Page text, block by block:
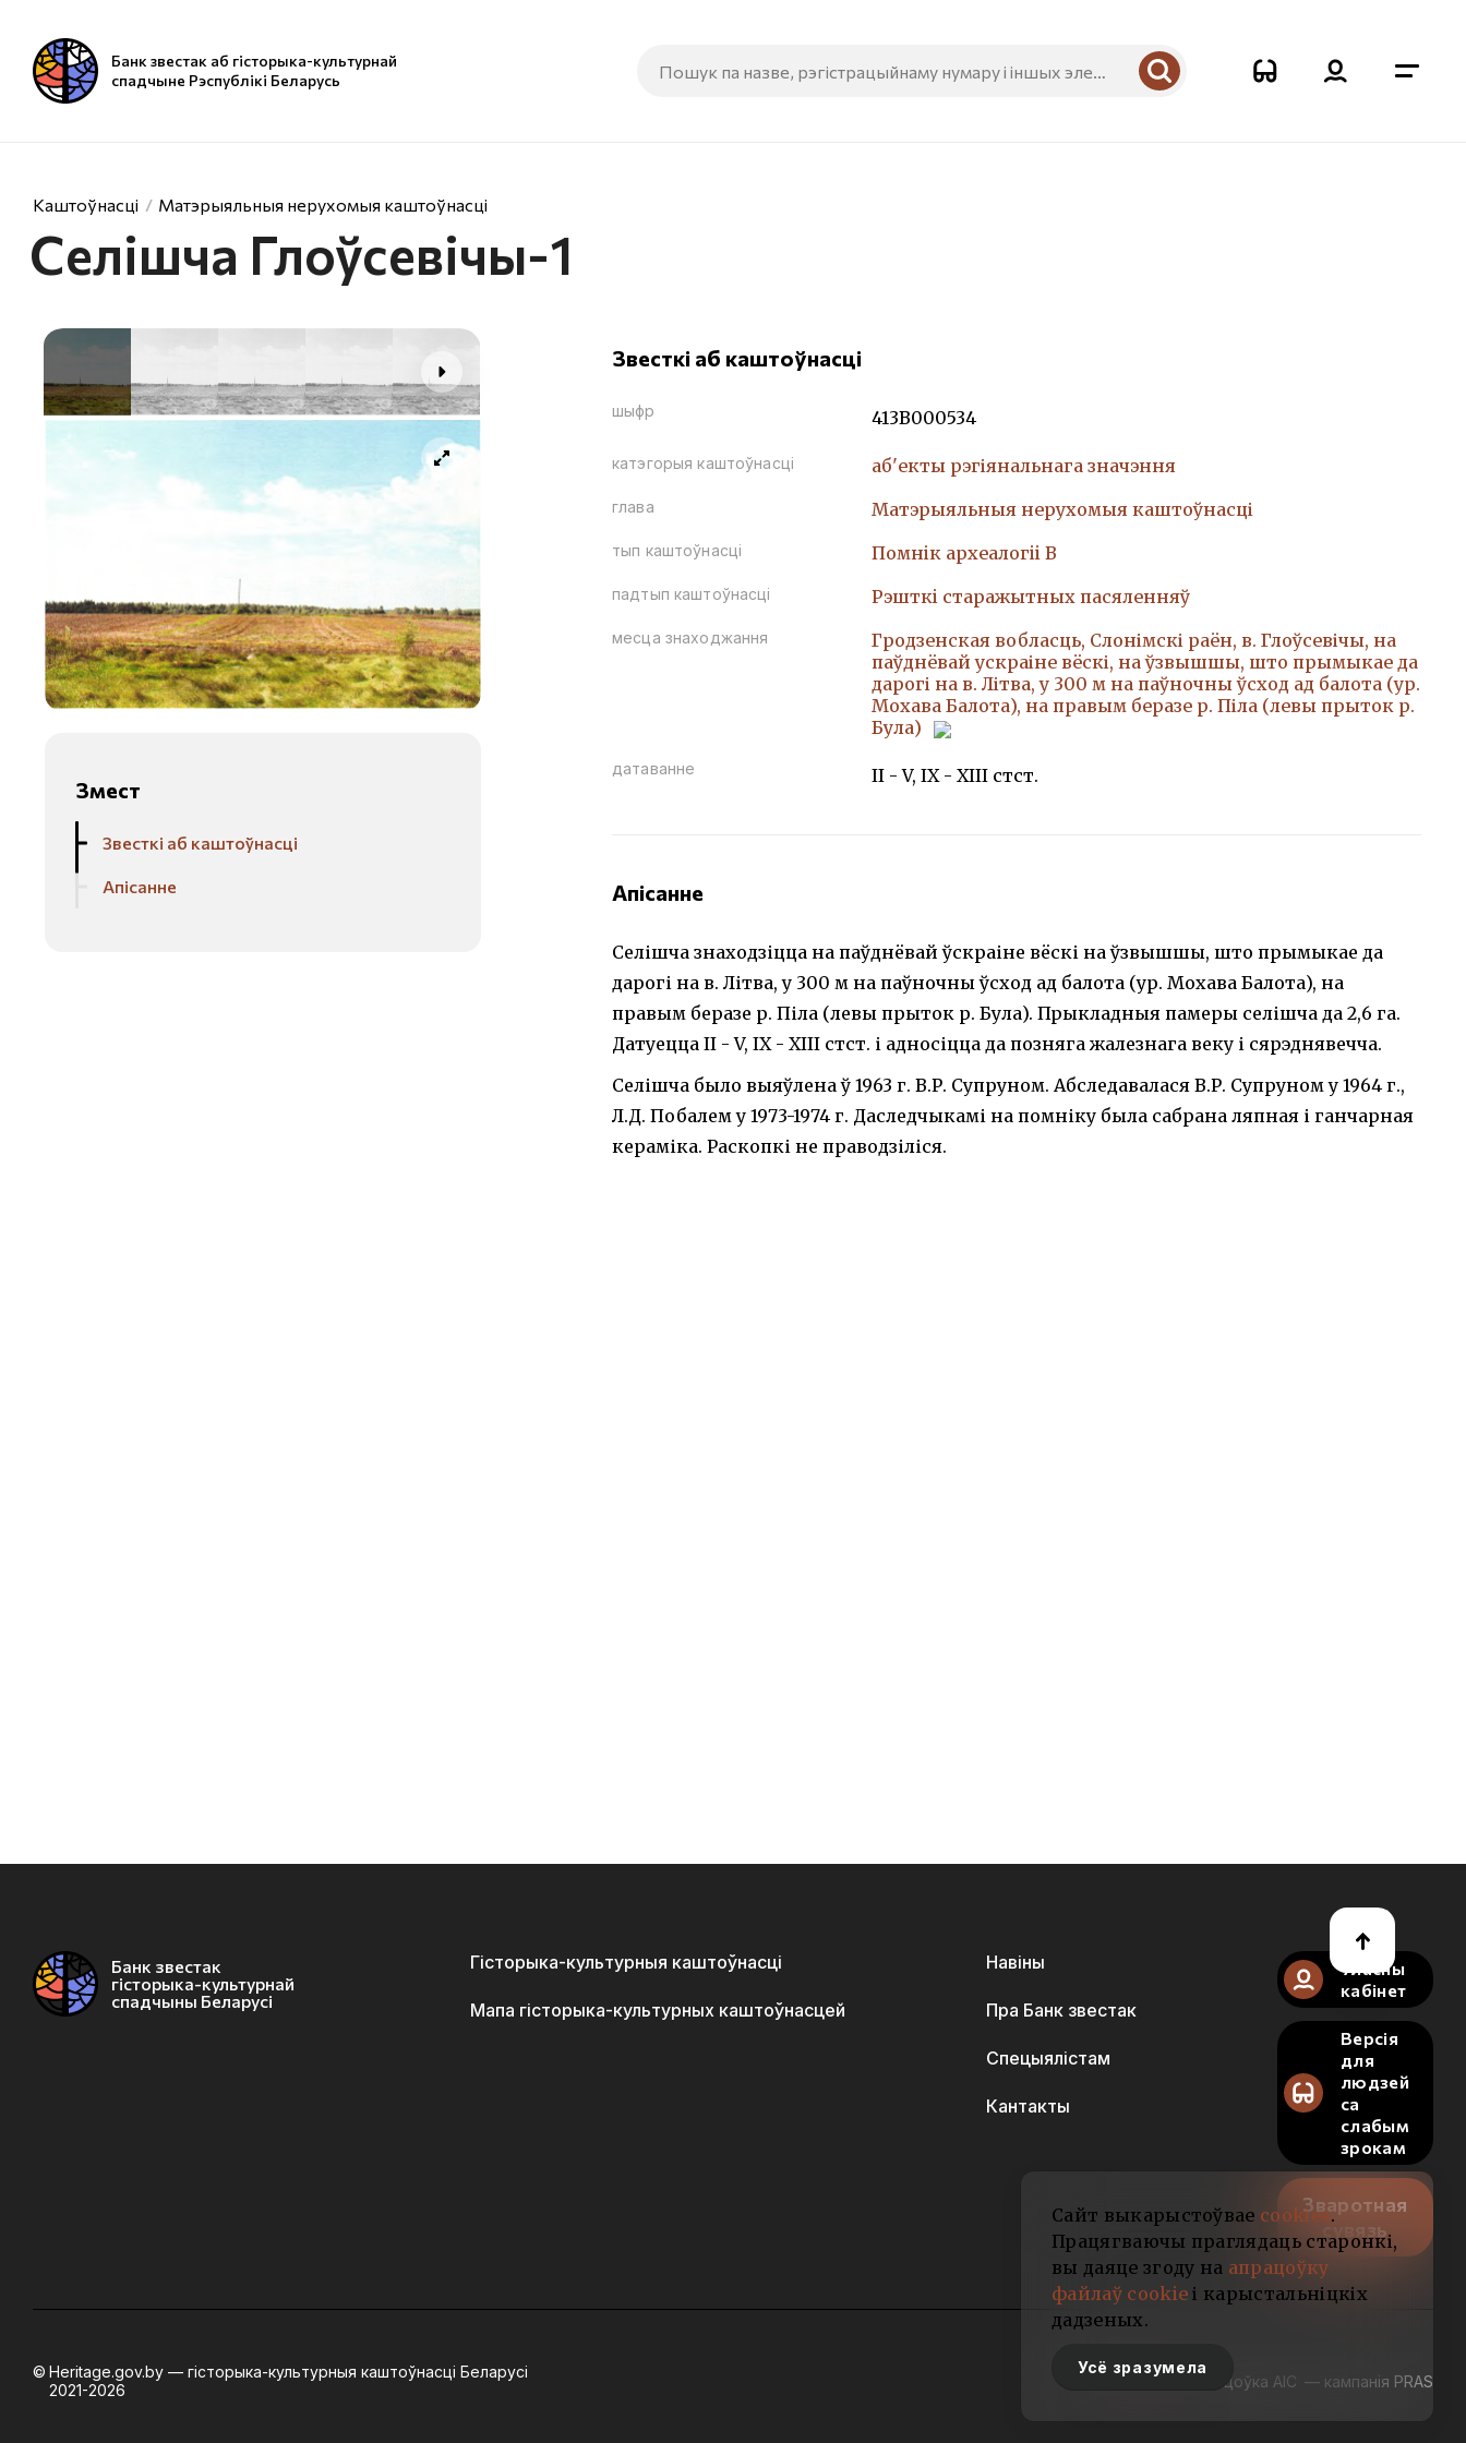
Банк звестак аб гісторыка-культурнай
спадчыне Рэспублікі Беларусь
Каштоўнасці Матэрыяльныя нерухомыя каштоўнасці
Селішча Глоўсевічы-1
Змест
Звесткі аб каштоўнасці
Апісанне
Звесткі аб каштоўнасці
шыфр 413В000534
катэгорыя каштоўнасці аб'екты рэгіянальнага значэння
глава Матэрыяльныя нерухомыя каштоўнасці
тып каштоўнасці Помнiк археалогii В
падтып каштоўнасці Рэшткi старажытных пасяленняў
месца знаходжання
Гродзенская вобласць, Слонімскі раён, в. Глоўсевічы, на
паўднёвай ускраіне вёскі, на ўзвышшы, што прымыкае да
дарогі на в. Літва, у 300 м на паўночны ўсход ад балота (ур.
Мохава Балота), на правым беразе р. Піла (левы прыток р.
Була)
датаванне II - V, IX - XIII стст.
Апісанне
Селішча знаходзіцца на паўднёвай ўскраіне вёскі на ўзвышшы, што прымыкае да
дарогі на в. Літва, у 300 м на паўночны ўсход ад балота (ур. Мохава Балота), на
правым беразе р. Піла (левы прыток р. Була). Прыкладныя памеры селішча да 2,6 га.
Датуецца II - V, IX - XIII стст. і адносіцца да позняга жалезнага веку і сярэднявечча.
Селішча было выяўлена ў 1963 г. В.Р. Супруном. Абследавалася В.Р. Супруном у 1964 г.,
Л.Д. Побалем у 1973-1974 г. Даследчыкамі на помніку была сабрана ляпная і ганчарная
кераміка. Раскопкі не праводзіліся.
Банк звестак
гісторыка-культурнай
спадчыны Беларусі
Гісторыка-культурныя каштоўнасці
Мапа гісторыка-культурных каштоўнасцей
Навіны
Пра Банк звестак
Спецыялістам
Кантакты
Уласны
кабінет
Версія
для
людзей
са
слабым
зрокам
Зваротная
сувязь
Heritage.gov.by — гісторыка-культурныя каштоўнасці Беларусі
2021-2026
Распрацоўка АІС — кампанія PRAS
Сайт выкарыстоўвае cookies.
Працягваючы праглядаць старонкі,
вы даяце згоду на апрацоўку
файлаў cookie і карыстальніцкіх
дадзеных.
Усё зразумела